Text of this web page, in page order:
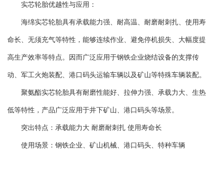
实芯轮胎优越性与应用：
海绵实芯轮胎具有承载能力强、耐高温、耐磨耐刺扎、使用寿
命长、无须充气等特性，能够连续作业、避免停机损失、大幅度提
高生产效率等特点。因而广泛应用于钢铁企业烧结设备的支撑传
动、军工火炮装配、港口码头运输车辆以及矿山等特殊车辆装配。
聚氨酯实芯轮胎具有耐磨性能好、拉伸力强、承载力大、生热
低等特性，产品广泛应用于井下矿山、港口码头等场景。
突出特点：承载能力大 耐磨耐刺扎 使用寿命长
使用场景：钢铁企业、矿山机械、港口码头、特种车辆